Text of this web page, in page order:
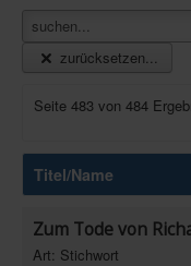
Premium login
Neuheiten-New
Köpfe-Heads
Branchen-/
Crowdfunding
zurücksetzen...
Seite 483 von 484
Titel/Name
Zum Tode von
Art: Stichwort